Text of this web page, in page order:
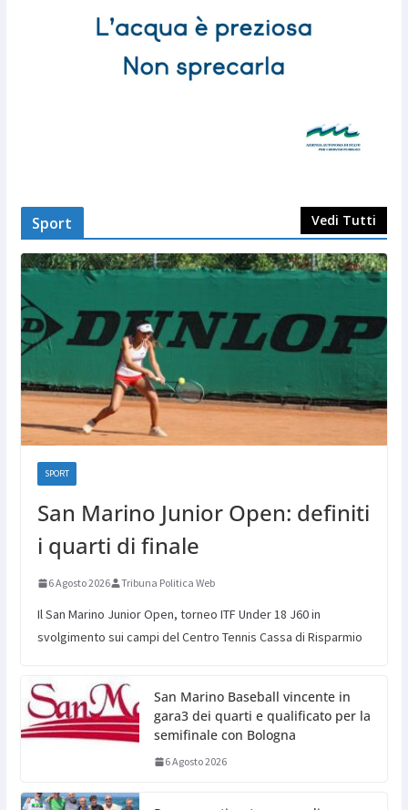
Sport Vedi Tutti
SPORT
San Marino Junior Open: definiti
i quarti di finale
6 Agosto 2026 Tribuna Politica Web
Il San Marino Junior Open, torneo ITF Under 18 J60 in
svolgimento sui campi del Centro Tennis Cassa di Risparmio
San Marino Baseball vincente in
gara3 dei quarti e qualificato per la
semifinale con Bologna
6 Agosto 2026